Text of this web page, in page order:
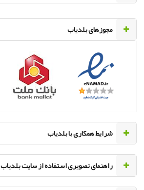
مجوزهای بلدیاب
‌شرایط همکاری با بلدیاب
راهنمای تصویری استفاده از سایت بلدیاب